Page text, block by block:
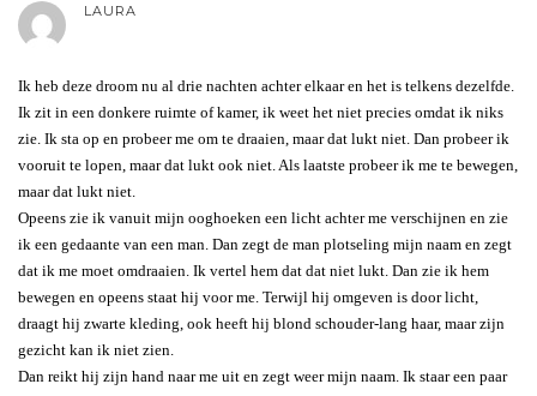
LAURA
Ik heb deze droom nu al drie nachten achter elkaar en het is telkens dezelfde.
Ik zit in een donkere ruimte of kamer, ik weet het niet precies omdat ik niks
zie. Ik sta op en probeer me om te draaien, maar dat lukt niet. Dan probeer ik
vooruit te lopen, maar dat lukt ook niet. Als laatste probeer ik me te bewegen,
maar dat lukt niet.
Opeens zie ik vanuit mijn ooghoeken een licht achter me verschijnen en zie
ik een gedaante van een man. Dan zegt de man plotseling mijn naam en zegt
dat ik me moet omdraaien. Ik vertel hem dat dat niet lukt. Dan zie ik hem
bewegen en opeens staat hij voor me. Terwijl hij omgeven is door licht,
draagt hij zwarte kleding, ook heeft hij blond schouder-lang haar, maar zijn
gezicht kan ik niet zien.
Dan reikt hij zijn hand naar me uit en zegt weer mijn naam. Ik staar een paar